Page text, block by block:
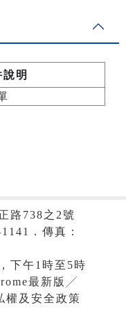
說明
路738之2號
．傳真：
下午1時至5時
最新版╱
權及安全政策